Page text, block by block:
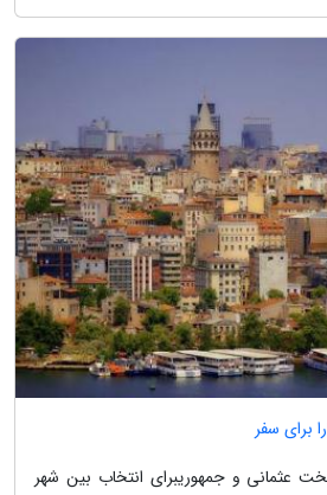
برای سفر
عثمانی و جمهوریبرای انتخاب بین شهر